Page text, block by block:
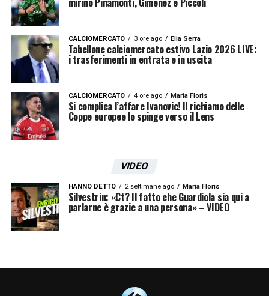
aumenterebbe enormemente la capacità
della città di attrarre eventi internazionali,
grandi concerti, finali europee e
manifestazioni che oggi, molto spesso,
vengono assegnate ad altre capitali»
OCCASIONE PER ROMA –«Roma,
soprattutto nei fine settimana di maggiore
la città ha ospitato eventi importanti, finali di
Tennis e finali di Coppa Italia con un derby
tutto in pochi giorni e in uno spazio
infrastrutturale significa distribuire meglio
questi flussi, migliorare i servizi, creare
CALCIOMERCATO 3 ore ago Elia Serra
Tabellone calciomercato estivo Lazio 2026 LIVE:
i trasferimenti in entrata e in uscita
CALCIOMERCATO 4 ore ago Maria Floris
Si complica l’affare Ivanovic! Il richiamo delle
Coppe europee lo spinge verso il Lens
VIDEO
HANNO DETTO 2 settimane ago Maria Floris
Silvestrin: «Ct? Il fatto che Guardiola sia qui a
parlarne è grazie a una persona» – VIDEO